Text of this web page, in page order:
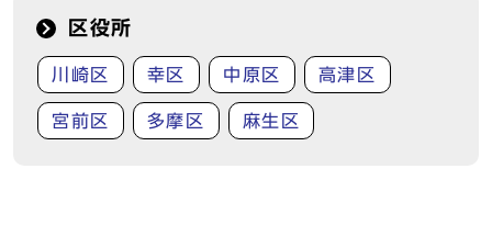
区役所
川崎区 幸区 中原区 高津区
宮前区 多摩区 麻生区